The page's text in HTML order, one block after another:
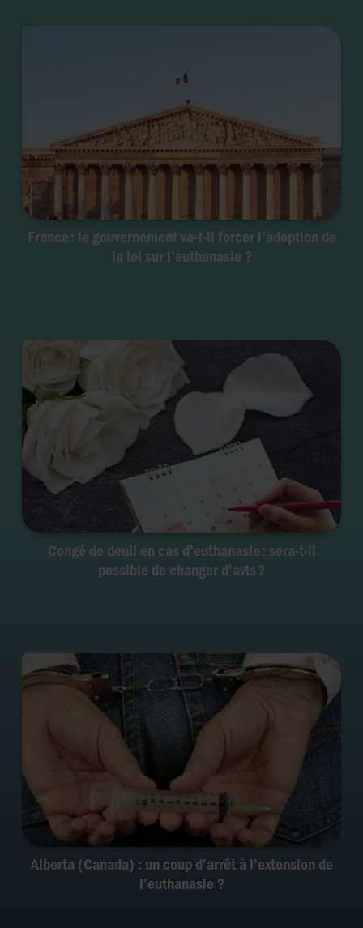
France : le gouvernement va-t-il forcer l’adoption de
la loi sur l’euthanasie ?
Congé de deuil en cas d’euthanasie : sera-t-il
possible de changer d’avis ?
Alberta (Canada) : un coup d’arrêt à l’extension de
l’euthanasie ?